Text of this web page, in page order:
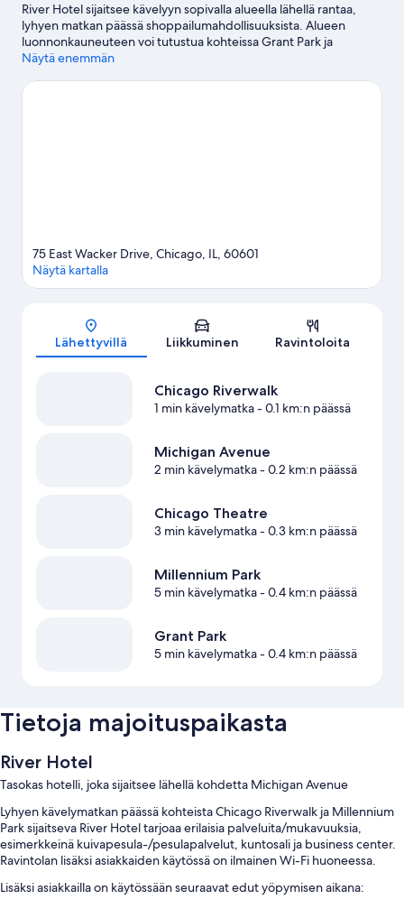
River Hotel sijaitsee kävelyyn sopivalla alueella lähellä rantaa,
lyhyen matkan päässä shoppailumahdollisuuksista. Alueen
luonnonkauneuteen voi tutustua kohteissa Grant Park ja
Millennium Park, ja Field Museum of Natural History ja Lincoln
johonkin tapahtumaan tai käydä matsissa vierailusi aikana?
Näytä enemmän
Kartta
75 East Wacker Drive, Chicago, IL, 60601
Näytä kartalla
Lähettyvillä Liikkuminen Ravintoloita
Chicago Riverwalk
1 min kävelymatka- 0.1 km:n päässä
Michigan Avenue
2 min kävelymatka- 0.2 km:n päässä
Chicago Theatre
3 min kävelymatka- 0.3 km:n päässä
Millennium Park
5 min kävelymatka- 0.4 km:n päässä
Grant Park
5 min kävelymatka- 0.4 km:n päässä
Tietoja majoituspaikasta
River Hotel
Tasokas hotelli, joka sijaitsee lähellä kohdetta Michigan Avenue
Lyhyen kävelymatkan päässä kohteista Chicago Riverwalk ja Millennium
Park sijaitseva River Hotel tarjoaa erilaisia palveluita/mukavuuksia,
esimerkkeinä kuivapesula-/pesulapalvelut, kuntosali ja business center.
Ravintolan lisäksi asiakkaiden käytössä on ilmainen Wi-Fi huoneessa.
Lisäksi asiakkailla on käytössään seuraavat edut yöpymisen aikana: